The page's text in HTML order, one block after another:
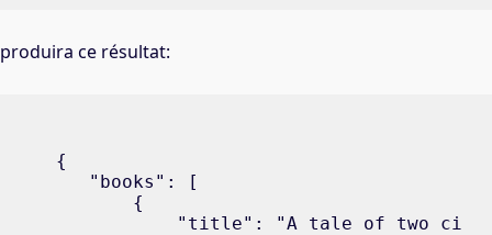
produira ce résultat:
{
   "books": [
       {
"title": "A tale of two